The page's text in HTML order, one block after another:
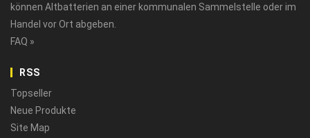
können Altbatterien an einer kommunalen Sammelstelle oder im
Handel vor Ort abgeben.
FAQ »
RSS
Topseller
Neue Produkte
Site Map